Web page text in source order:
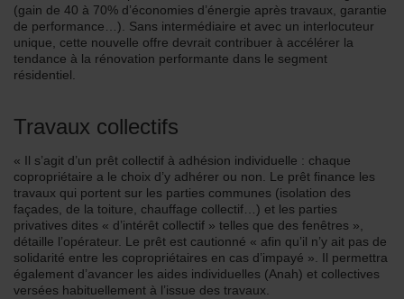
(gain de 40 à 70% d’économies d’énergie après travaux, garantie
de performance…).
Sans intermédiaire et avec un interlocuteur
unique, cette nouvelle offre devrait contribuer à accélérer la
tendance à la rénovation performante dans le segment
résidentiel.
Travaux collectifs
« Il s’agit d’un prêt collectif à adhésion individuelle : chaque
copropriétaire a le choix d’y adhérer ou non. Le prêt finance les
travaux qui portent sur les parties communes (isolation des
façades, de la toiture, chauffage collectif…) et les parties
privatives dites « d’intérêt collectif » telles que des fenêtres »,
détaille l’opérateur. Le prêt est cautionné « afin qu’il n’y ait pas de
solidarité entre les copropriétaires en cas d’impayé ». Il permettra
également d’avancer les aides individuelles (Anah) et collectives
versées habituellement à l’issue des travaux.